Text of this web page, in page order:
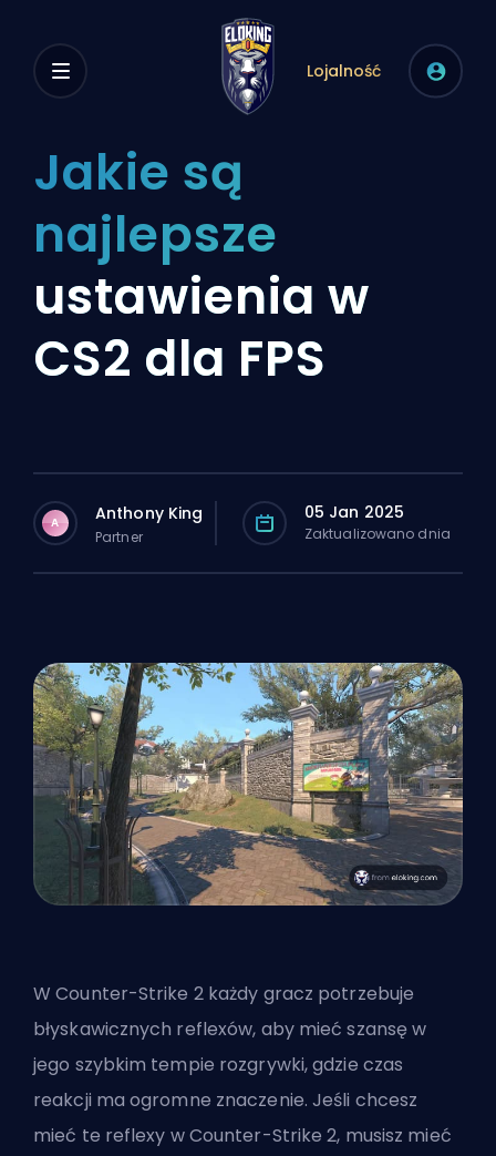
Lojalność
Jakie są
najlepsze
ustawienia w
CS2 dla FPS
A Anthony King
Partner
05 Jan 2025
Zaktualizowano dnia
W Counter-Strike 2 każdy gracz potrzebuje
błyskawicznych reflexów, aby mieć szansę w
jego szybkim tempie rozgrywki, gdzie czas
reakcji ma ogromne znaczenie. Jeśli chcesz
mieć te reflexy w Counter-Strike 2, musisz mieć